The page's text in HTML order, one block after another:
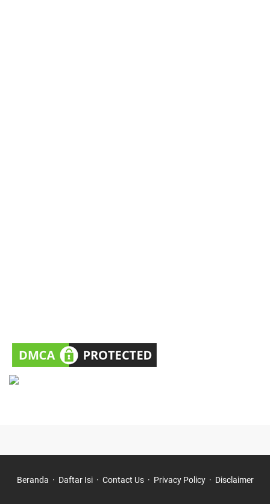
Beranda Daftar Isi Contact Us Privacy Policy Disclaimer